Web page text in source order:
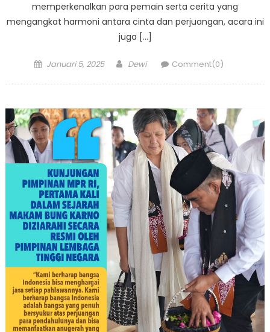
memperkenalkan para pemain serta cerita yang
mengangkat harmoni antara cinta dan perjuangan, acara ini
juga […]
Posted
Januari 5, 2025 Author
Dewi Comment(0)